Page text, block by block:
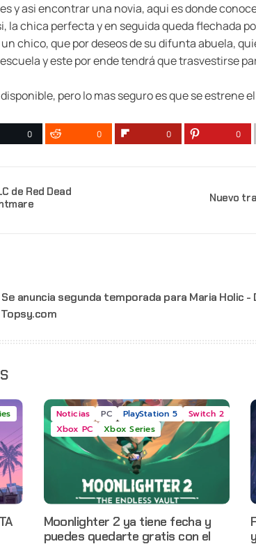
y asi encontrar una novia, aqui es donde
la chica perfecta y en seguida queda flechada
chico, que por deseos de su difunta abuela,
y este por ende tendrá que trasvestirse
pero lo mas seguro es que se estrene
0 0 0 0
de Red Dead
Nuevo
anuncia segunda temporada para Maria Holic -
Noticias PC PlayStation 5
Switch 2
Xbox PC
Xbox Series
Moonlighter 2 ya tiene fecha y
puedes quedarte gratis con el